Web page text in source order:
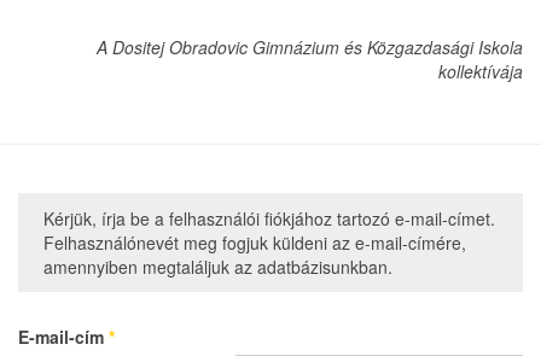
A Dositej Obradovic Gimnázium és Közgazdasági Iskola
kollektívája
Kérjük, írja be a felhasználói fiókjához tartozó e-mail-címet.
Felhasználónevét meg fogjuk küldeni az e-mail-címére,
amennyiben megtaláljuk az adatbázisunkban.
E-mail-cím *